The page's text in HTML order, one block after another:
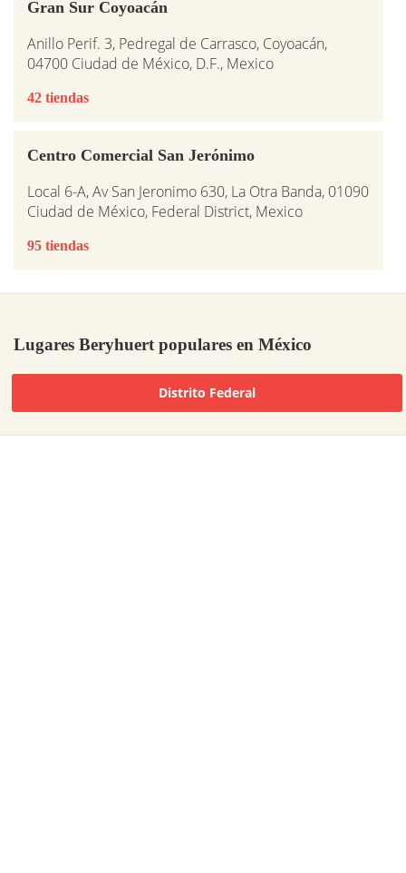
Gran Sur Coyoacán
Anillo Perif. 3, Pedregal de Carrasco, Coyoacán,
04700 Ciudad de México, D.F., Mexico
42 tiendas
Centro Comercial San Jerónimo
Local 6-A, Av San Jeronimo 630, La Otra Banda, 01090
Ciudad de México, Federal District, Mexico
95 tiendas
Lugares Beryhuert populares en México
Distrito Federal